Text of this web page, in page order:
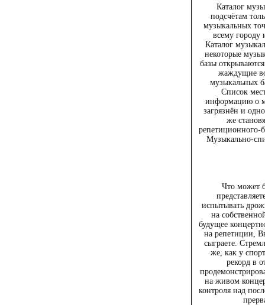
Каталог
подсчётам
музыкальных
всему городу
Каталог
некоторые
базы
жаждущие
музыкальных
Список
информацию о
загрязнён и
же
репетиционного-
Музыкально-
Что может
испытывать
на
будущее
на репетиции,
сыграете.
же, как у
рекорд в
на живом
контроля над